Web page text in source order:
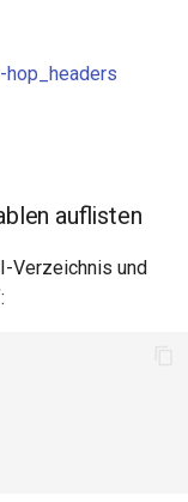
auflisten
Verzeichnis und